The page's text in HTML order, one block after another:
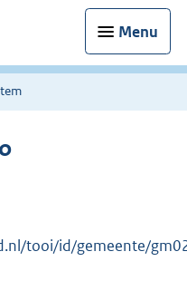
Menu
tooi/id/gemeente/